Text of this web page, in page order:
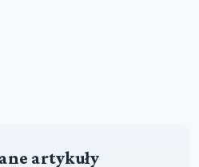
artykuły